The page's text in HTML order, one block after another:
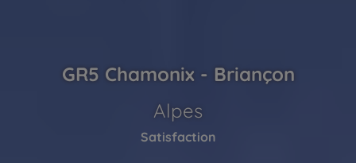
GR5 Chamonix - Briançon
Alpes
Satisfaction